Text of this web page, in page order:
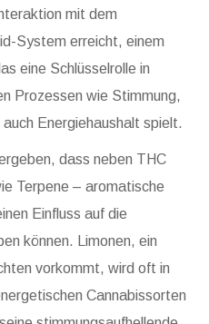
mit dem
System erreicht, einem
eine Schlüsselrolle in
Prozessen wie Stimmung,
Energiehaushalt spielt.
dass neben THC
Terpene – aromatische
Einfluss auf die
können. Limonen, ein
vorkommt, wird oft in
Cannabissorten